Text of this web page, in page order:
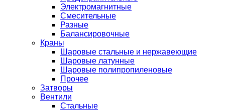
Электромагнитные
Смесительные
Разные
Балансировочные
Краны
Шаровые стальные и нержавеющие
Шаровые латунные
Шаровые полипропиленовые
Прочее
Затворы
Вентили
Стальные